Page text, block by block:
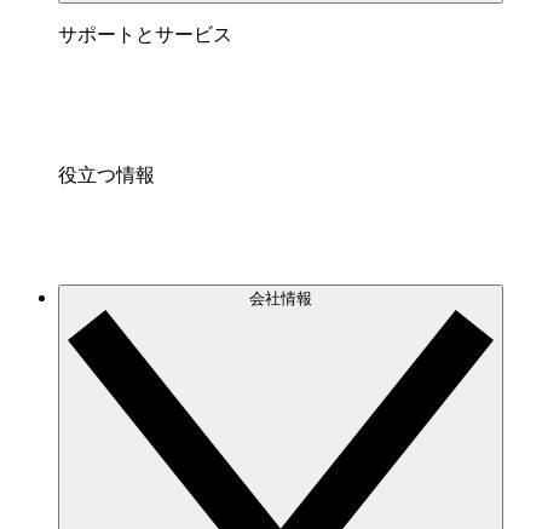
サポートとサービス
役立つ情報
会社情報